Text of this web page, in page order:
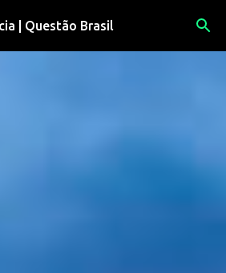
o conteúdo principal
| Questão Brasil